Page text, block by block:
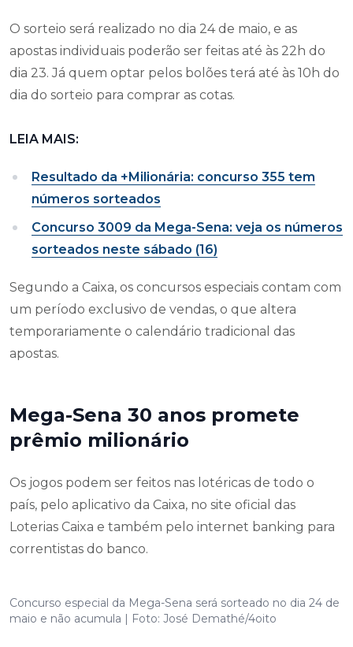
O sorteio será realizado no dia 24 de maio, e as
apostas individuais poderão ser feitas até às 22h do
dia 23. Já quem optar pelos bolões terá até às 10h do
dia do sorteio para comprar as cotas.
LEIA MAIS:
Resultado da +Milionária: concurso 355 tem
números sorteados
Concurso 3009 da Mega-Sena: veja os números
sorteados neste sábado (16)
Segundo a Caixa, os concursos especiais contam com
um período exclusivo de vendas, o que altera
temporariamente o calendário tradicional das
apostas.
Mega-Sena 30 anos promete
prêmio milionário
Os jogos podem ser feitos nas lotéricas de todo o
país, pelo aplicativo da Caixa, no site oficial das
Loterias Caixa e também pelo internet banking para
correntistas do banco.
Concurso especial da Mega-Sena será sorteado no dia 24 de
maio e não acumula | Foto: José Demathé/4oito